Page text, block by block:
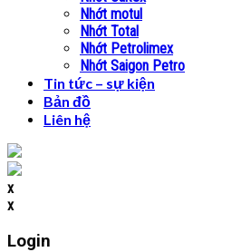
Nhớt motul
Nhớt Total
Nhớt Petrolimex
Nhớt Saigon Petro
Tin tức – sự kiện
Bản đồ
Liên hệ
x
x
Login